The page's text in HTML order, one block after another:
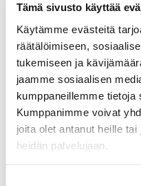
Tämä sivusto käyttää
Käytämme evästeitä
räätälöimiseen,
tukemiseen ja
jaamme sosiaalisen
kumppaneillemme tietoja
Kumppanimme voivat
joita olet antanut heille
heidän palvelujaan.
Lataa